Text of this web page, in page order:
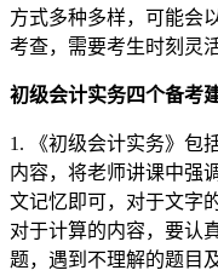
方式多种多样，可能会
考查，需要考生时刻灵
初级会计实务四个备考
1. 《初级会计实务》包
内容，将老师讲课中强
文记忆即可，对于文字
对于计算的内容，要认
题，遇到不理解的题目